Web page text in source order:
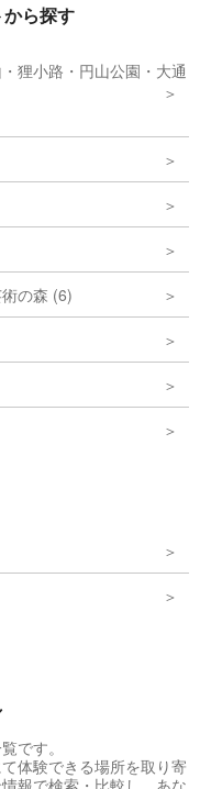
ら探す
狸小路・円山公園・大通
の森 (6)
です。
体験できる場所を取り寄
報で検索・比較し、あな